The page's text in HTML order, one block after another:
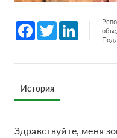
Facebook
Twitter LinkedIn
История
Здравствуйте, меня